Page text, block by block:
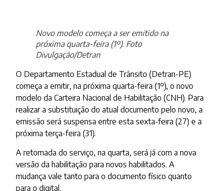
Novo modelo começa a ser emitido na
próxima quarta-feira (1º). Foto
Divulgação/Detran
O Departamento Estadual de Trânsito (Detran-PE)
começa a emitir, na próxima quarta-feira (1º), o novo
modelo da Carteira Nacional de Habilitação (CNH). Para
realizar a substituição do atual documento pelo novo, a
emissão será suspensa entre esta sexta-feira (27) e a
próxima terça-feira (31).
A retomada do serviço, na quarta, será já com a nova
versão da habilitação para novos habilitados. A
mudança vale tanto para o documento físico quanto
para o digital.